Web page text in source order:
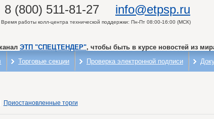
8 (800) 511-81-27 info@etpsp.ru
Время работы колл-центра технической поддержки: Пн-Пт 08:00-16:00 (МСК)
ЭТП "СПЕЦТЕНДЕР", чтобы быть в курсе новостей из
Торговые секции Проверка электронной подписи
Приостановленные торги